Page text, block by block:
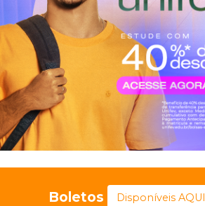
Boletos Disponíveis AQUI